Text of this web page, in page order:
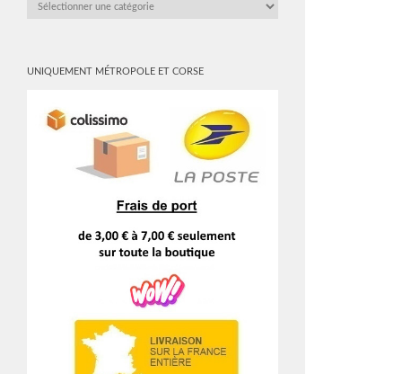
UNIQUEMENT MÉTROPOLE ET CORSE